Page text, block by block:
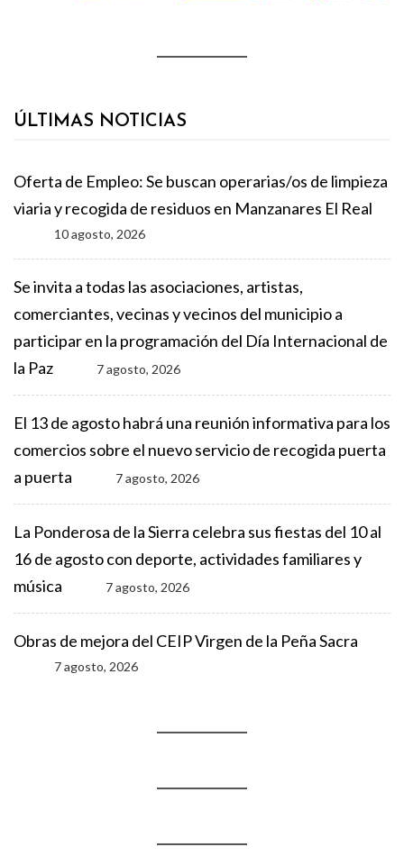
ÚLTIMAS NOTICIAS
Oferta de Empleo: Se buscan operarias/os de limpieza
viaria y recogida de residuos en Manzanares El Real
10 agosto, 2026
Se invita a todas las asociaciones, artistas,
comerciantes, vecinas y vecinos del municipio a
participar en la programación del Día Internacional de
la Paz
7 agosto, 2026
El 13 de agosto habrá una reunión informativa para los
comercios sobre el nuevo servicio de recogida puerta
a puerta
7 agosto, 2026
La Ponderosa de la Sierra celebra sus fiestas del 10 al
16 de agosto con deporte, actividades familiares y
música
7 agosto, 2026
Obras de mejora del CEIP Virgen de la Peña Sacra
7 agosto, 2026